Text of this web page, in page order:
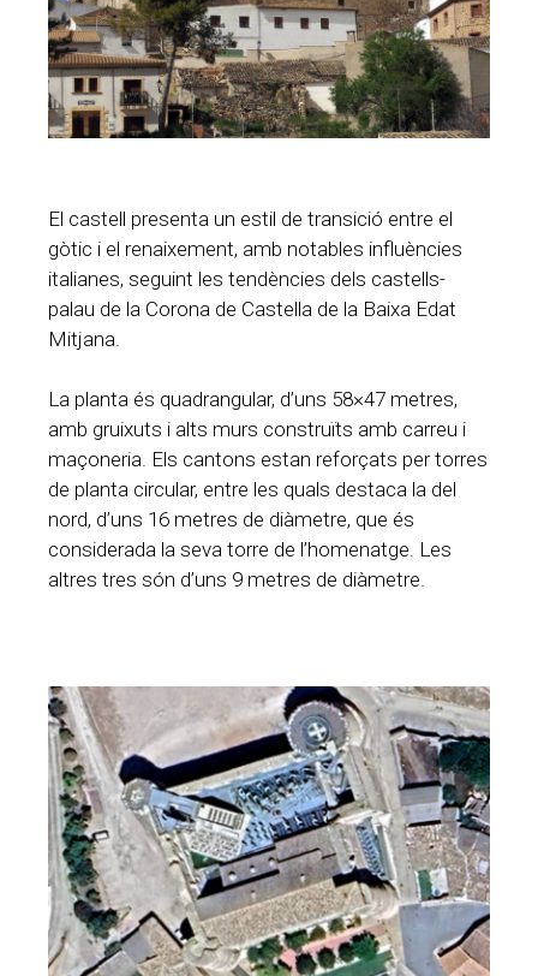
El castell presenta un estil de transició entre el
gòtic i el renaixement, amb notables influències
italianes, seguint les tendències dels castells-
palau de la Corona de Castella de la Baixa Edat
Mitjana.
La planta és quadrangular, d’uns 58×47 metres,
amb gruixuts i alts murs construïts amb carreu i
maçoneria. Els cantons estan reforçats per torres
de planta circular, entre les quals destaca la del
nord, d’uns 16 metres de diàmetre, que és
considerada la seva torre de l’homenatge. Les
altres tres són d’uns 9 metres de diàmetre.